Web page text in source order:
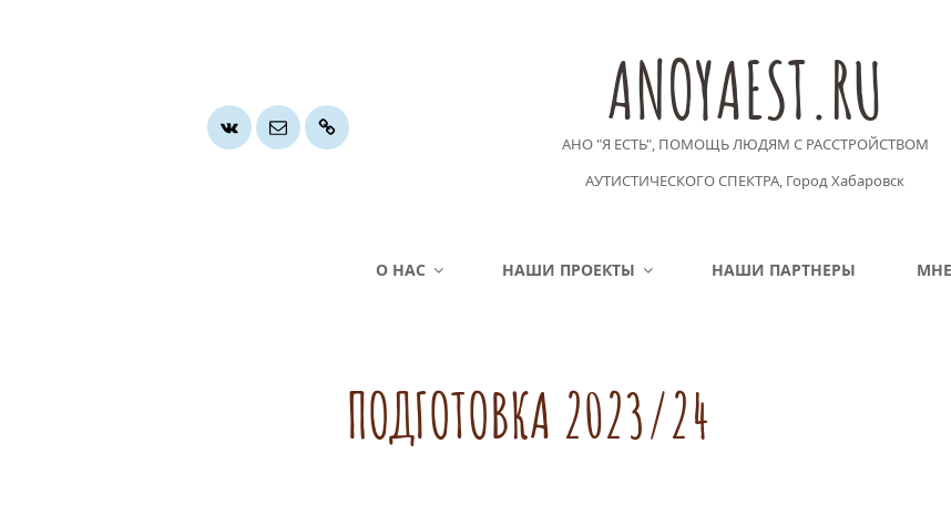
Группа
ВК
ПочтаХочу
помочь
ANOYAEST.RU
АНО "Я ЕСТЬ", ПОМОЩЬ ЛЮДЯМ С РАССТРОЙСТВОМ
АУТИСТИЧЕСКОГО СПЕКТРА, Город Хабаровск
О НАС НАШИ ПРОЕКТЫ НАШИ ПАРТНЕРЫ
ПОДГОТОВКА 2023/24